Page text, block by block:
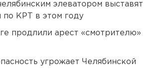
элеватором выставят
по КРТ в этом году
продлили арест «смотрителю»
угрожает Челябинской